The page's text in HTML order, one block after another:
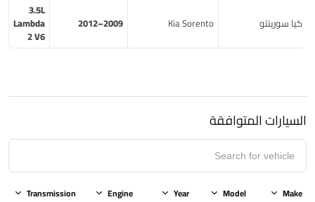
كيا سورينتو Kia Sorento
2009–2012
3.5L
Lambda
2 V6
السيارات المتوافقة
Make
Model
Year
Engine
Transmission